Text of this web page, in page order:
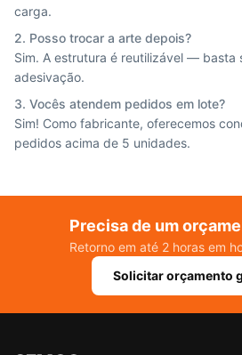
carga.
2. Posso trocar a arte depois?
Sim. A estrutura é reutilizável — basta
adesivação.
3. Vocês atendem pedidos em lote?
Sim! Como fabricante, oferecemos
pedidos acima de 5 unidades.
Precisa de um
Retorno em até 2 horas em
Solicitar orçamento